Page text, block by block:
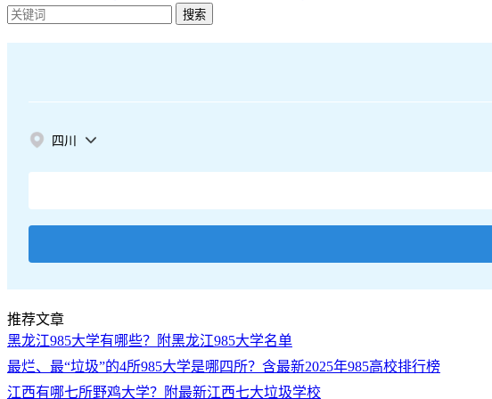
搜索
四川
推荐文章
黑龙江985大学有哪些？附黑龙江985大学名单
最烂、最“垃圾”的4所985大学是哪四所？含最新2025年985高校排行榜
江西有哪七所野鸡大学？附最新江西七大垃圾学校